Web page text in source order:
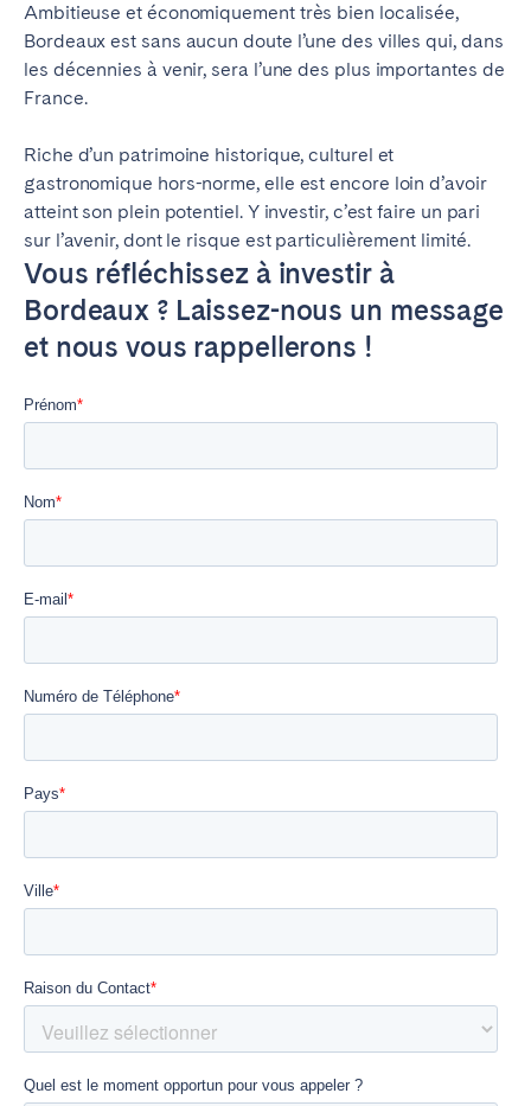
Ambitieuse et économiquement très bien localisée,
Bordeaux est sans aucun doute l’une des villes qui, dans
les décennies à venir, sera l’une des plus importantes de
France.
Riche d’un patrimoine historique, culturel et
gastronomique hors-norme, elle est encore loin d’avoir
atteint son plein potentiel. Y investir, c’est faire un pari
sur l’avenir, dont le risque est particulièrement limité.
Vous réfléchissez à investir à
Bordeaux ? Laissez-nous un message
et nous vous rappellerons !